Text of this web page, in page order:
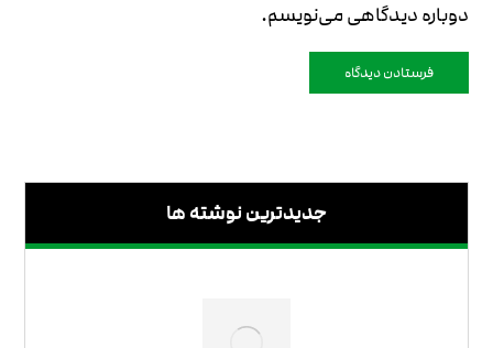
دوباره دیدگاهی می‌نویسم.
فرستادن دیدگاه
جدیدترین نوشته ها